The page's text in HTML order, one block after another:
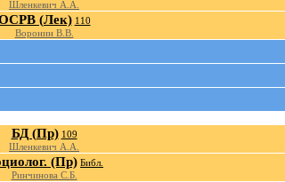
Шленкевич А.А.
(Лек) 110
Воронин В.В.
БД (Пр) 109
Шленкевич А.А.
(Пр) Библ.
Ринчинова С.Б.